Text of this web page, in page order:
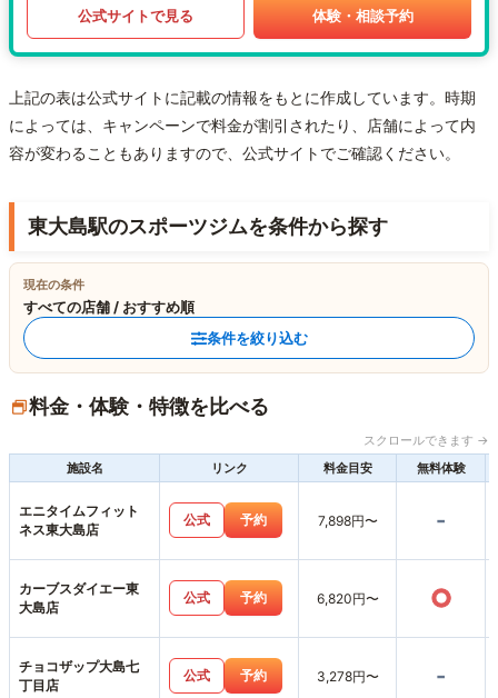
公式サイトで見る 体験・相談予約
上記の表は公式サイトに記載の情報をもとに作成しています。時期
によっては、キャンペーンで料金が割引されたり、店舗によって内
容が変わることもありますので、公式サイトでご確認ください。
東大島駅のスポーツジムを条件から探す
現在の条件
すべての店舗 / おすすめ順
条件を絞り込む
料金・体験・特徴を比べる
スクロールできます →
施設名
リンク 料金目安 無料体験
エニタイムフィット
ネス東大島店
公式 予約 7,898円〜 -
カーブスダイエー東
大島店
公式 予約 6,820円〜 ○
チョコザップ大島七
丁目店
公式 予約 3,278円〜 -